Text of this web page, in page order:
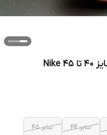
کتونی نایک اینفینیتی ران 4 سایز 40 تا 45 Nike
سایز 44 سایز 45